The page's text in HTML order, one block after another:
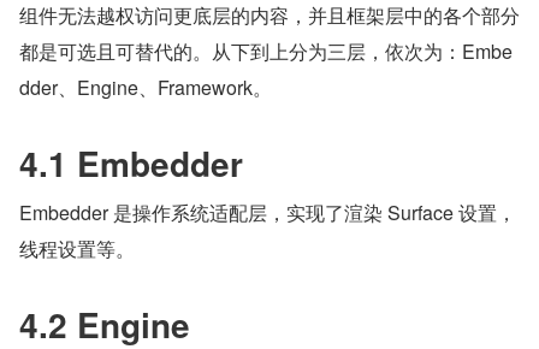
组件无法越权访问更底层的内容，并且框架层中的各个部分
都是可选且可替代的。从下到上分为三层，依次为：Embe
dder、Engine、Framework。
4.1 Embedder
Embedder 是操作系统适配层，实现了渲染 Surface 设置，
线程设置等。
4.2 Engine